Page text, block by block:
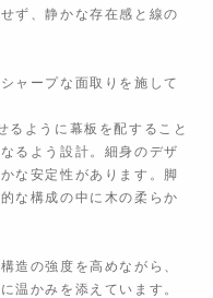
ず、静かな存在感と線の
ャープな面取りを施して
るように幕板を配すること
るよう設計。細身のデザ
な安定性があります。脚
な構成の中に木の柔らか
造の強度を高めながら、
温かみを添えています。